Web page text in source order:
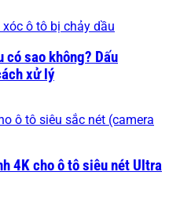
có sao không? Dấu
xử lý
4K cho ô tô siêu nét Ultra